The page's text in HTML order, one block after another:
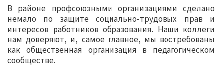
В районе профсоюзными организациями сделано
немало по защите социально-трудовых прав и
интересов работников образования. Наши коллеги
нам доверяют, и, самое главное, мы востребованы
как общественная организация в педагогическом
сообществе.